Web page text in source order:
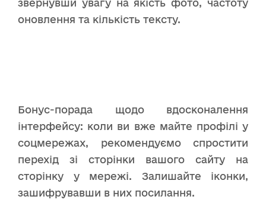
звернувши увагу на якість фото, частоту
оновлення та кількість тексту.
Бонус-порада щодо вдосконалення
інтерфейсу: коли ви вже майте профілі у
соцмережах, рекомендуємо спростити
перехід зі сторінки вашого сайту на
сторінку у мережі. Залишайте іконки,
зашифрувавши в них посилання.